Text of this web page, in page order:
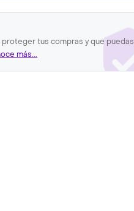
tus compras y que puedas
más...